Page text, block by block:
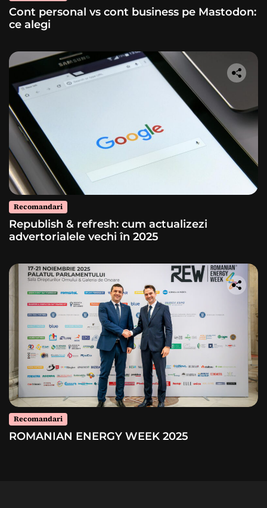
Cont personal vs cont business pe Mastodon:
ce alegi
Recomandari
Republish & refresh: cum actualizezi
advertorialele vechi în 2025
Recomandari
ROMANIAN ENERGY WEEK 2025